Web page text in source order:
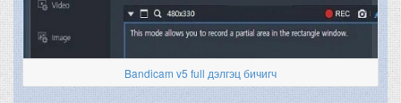
Bandicam v5 full дэлгэц бичигч